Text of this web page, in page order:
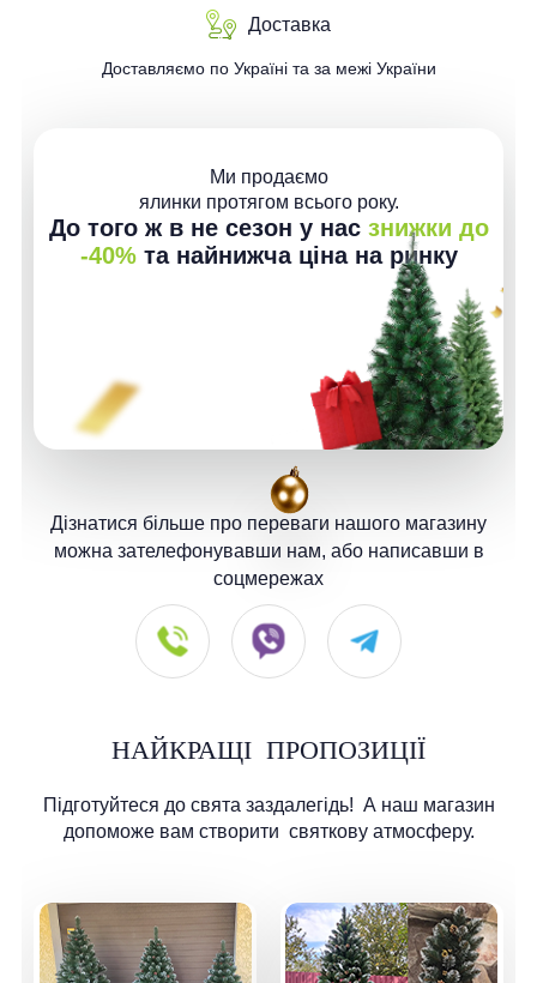
Доставка
Доставляємо по Україні та за межі України
Ми продаємо
ялинки протягом всього року.
До того ж в не сезон у нас знижки до
-40%та найнижча ціна на ринку
Дізнатися більше про переваги нашого магазину
можна зателефонувавши нам, або написавши в
соцмережах
НАЙКРАЩІ ПРОПОЗИЦІЇ
Підготуйтеся до свята заздалегідь! А наш магазин
допоможе вам створити святкову атмосферу.